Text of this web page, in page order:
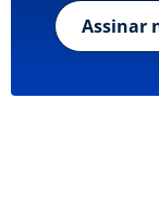
Assinar